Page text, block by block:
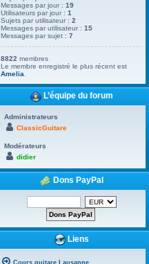
Messages par jour :19
Utilisateurs par jour :1
Sujets par utilisateur :2
Messages par utilisateur :15
Messages par sujet :7
8822 membres
Le membre enregistré le plus récent est
Amelia
L’équipe du forum
Administrateurs
ClassicGuitare
Modérateurs
didier
Dons PayPal
Liens
Cours guitare Lausanne